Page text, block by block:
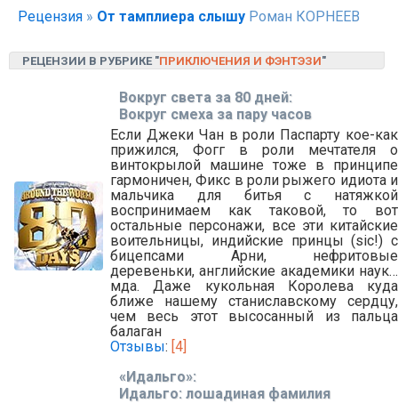
Рецензия » От тамплиера слышу Роман КОРНЕЕВ
РЕЦЕНЗИИ В РУБРИКЕ "ПРИКЛЮЧЕНИЯ И ФЭНТЭЗИ"
Вокруг света за 80 дней:
Вокруг смеха за пару часов
Если Джеки Чан в роли Паспарту кое-как
прижился, Фогг в роли мечтателя о
винтокрылой машине тоже в принципе
гармоничен, Фикс в роли рыжего идиота и
мальчика для битья с натяжкой
воспринимаем как таковой, то вот
остальные персонажи, все эти китайские
воительницы, индийские принцы (sic!) с
бицепсами Арни, нефритовые
деревеньки, английские академики наук…
мда. Даже кукольная Королева куда
ближе нашему станиславскому сердцу,
чем весь этот высосанный из пальца
балаган
Отзывы: [4]
«Идальго»:
Идальго: лошадиная фамилия